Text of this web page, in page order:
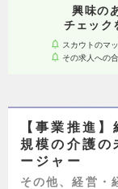
興味の
チェック
スカウトのマ
その求人への
【事業推進
規模の介護の
ージャー
その他、経営・